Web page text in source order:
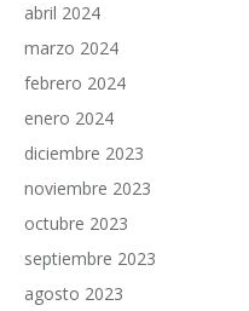
abril 2024
marzo 2024
febrero 2024
enero 2024
diciembre 2023
noviembre 2023
octubre 2023
septiembre 2023
agosto 2023